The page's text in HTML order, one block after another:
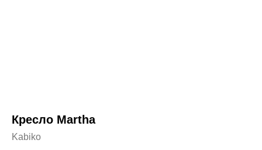
Кресло Martha
Kabiko